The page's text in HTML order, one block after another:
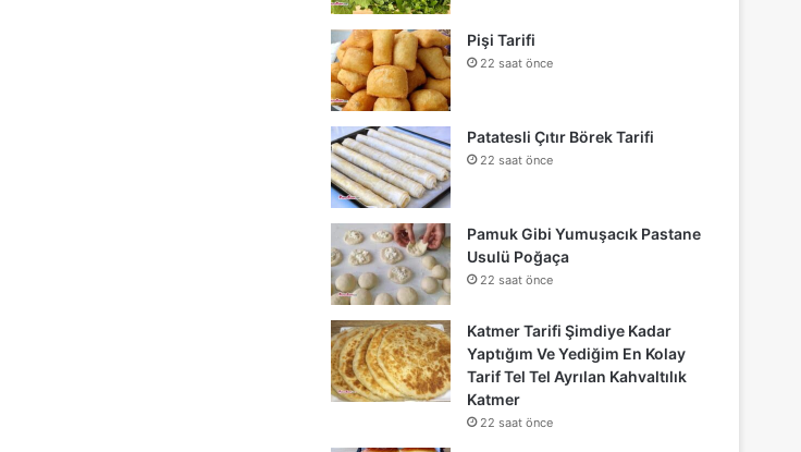
Pişi Tarifi
22 saat önce
Patatesli Çıtır Börek Tarifi
22 saat önce
Pamuk Gibi Yumuşacık Pastane
Usulü Poğaça
22 saat önce
Katmer Tarifi Şimdiye Kadar
Yaptığım Ve Yediğim En Kolay
Tarif Tel Tel Ayrılan Kahvaltılık
Katmer
22 saat önce